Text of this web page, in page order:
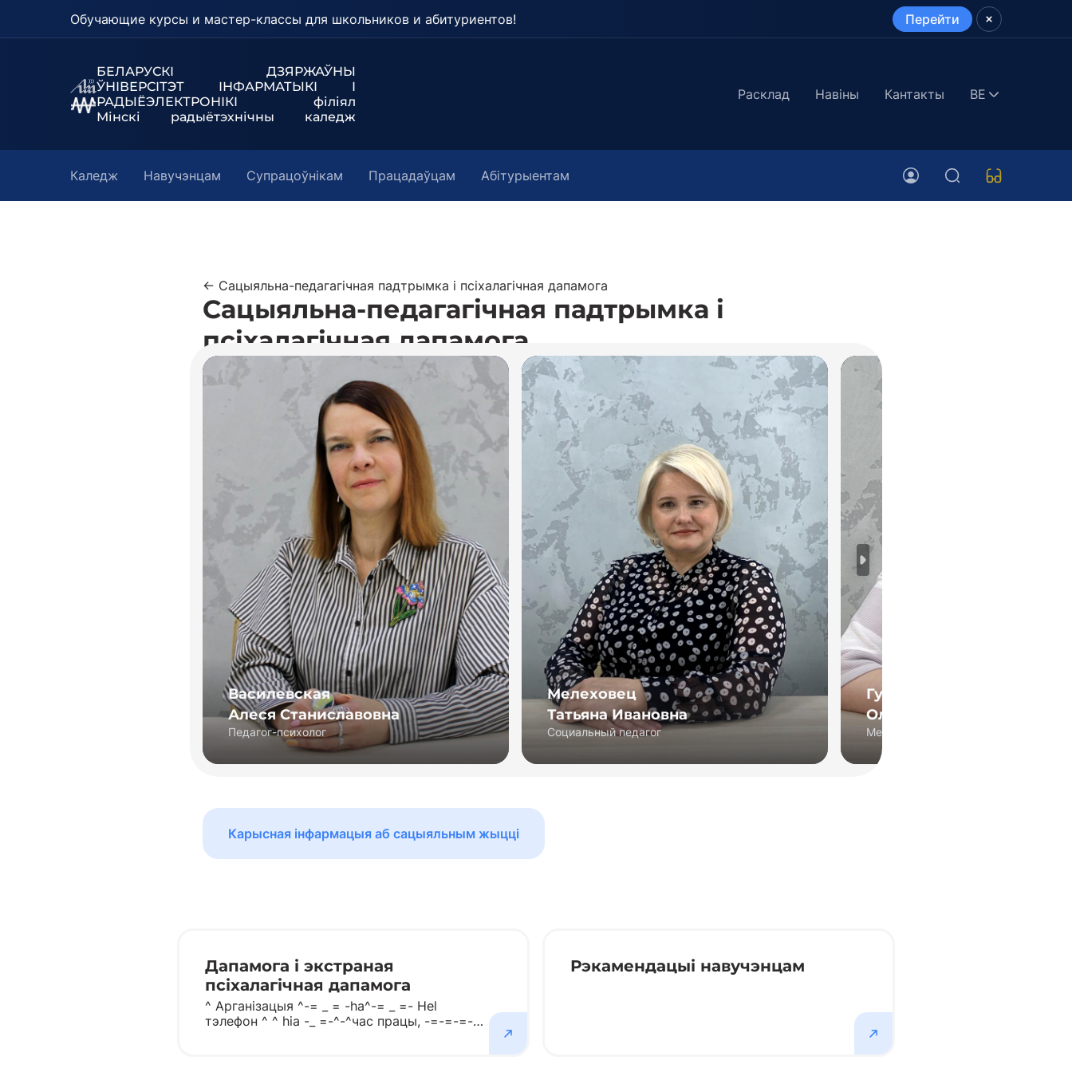
Обучающие курсы и мастер-классы для школьников и абитуриентов! Перейти
БЕЛАРУСКІ ДЗЯРЖАЎНЫ
ЎНІВЕРСІТЭТ ІНФАРМАТЫКІ І
РАДЫЁЭЛЕКТРОНІКІ філіял
Мінскі радыётэхнічны каледж
Расклад Навіны Кантакты BE
Каледж Навучэнцам Супрацоўнікам Працадаўцам Абітурыентам
← Сацыяльна-педагагічная падтрымка і псіхалагічная дапамога
Сацыяльна-педагагічная падтрымка і
псіхалагічная дапамога
Василевская
Алеся Станиславовна
Педагог-психолог
Педагог-психолог
Мелеховец
Татьяна Ивановна
Социальный педагог
Гуртаева
Ольга Александровна
Методист
Карысная інфармацыя аб сацыяльным жыцці
Дапамога і экстраная
псіхалагічная дапамога
^ Арганізацыя ^-= _ = -ha^-= _ =- Hel
тэлефон ^ ^ hia -_ =-^-^час працы, -=-=-=-=-
Рэкамендацыі навучэнцам